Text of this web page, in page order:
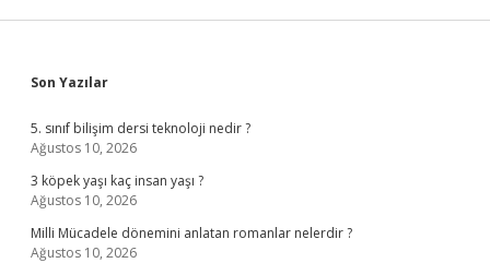
Sidebar
Son Yazılar
5. sınıf bilişim dersi teknoloji nedir ?
Ağustos 10, 2026
3 köpek yaşı kaç insan yaşı ?
Ağustos 10, 2026
Milli Mücadele dönemini anlatan romanlar nelerdir ?
Ağustos 10, 2026